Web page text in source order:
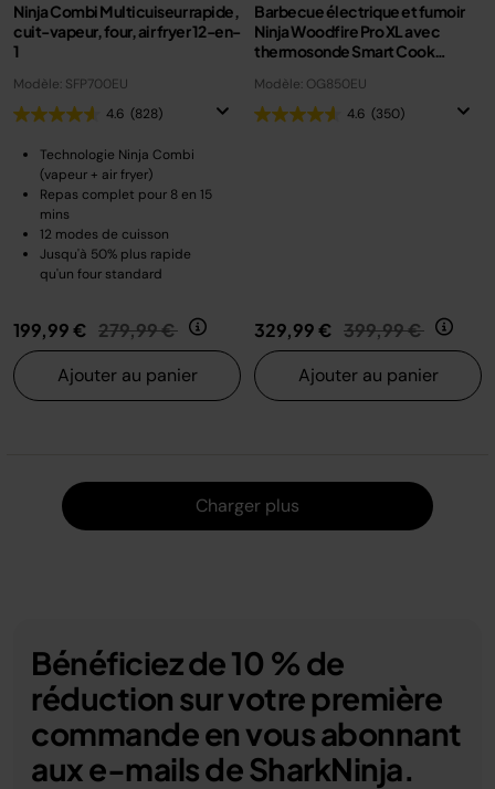
Ninja Combi Multicuiseur rapide,
cuit-vapeur, four, air fryer 12-en-
1
Modèle: SFP700EU
4.6 (828)
Technologie Ninja Combi
(vapeur + air fryer)
Repas complet pour 8 en 15
mins
12 modes de cuisson
Jusqu'à 50% plus rapide
qu'un four standard
199,99 € Prix réduit de
279,99 € au
Ajouter au panier
Barbecue électrique et fumoir
Ninja Woodfire Pro XL avec
thermosonde Smart Cook
Modèle: OG850EU
4.6 (350)
329,99 € Prix réduit de
399,99 € au
Ajouter au panier
Charger plus
Bénéficiez de 10 % de
réduction sur votre première
commande en vous abonnant
aux e-mails de SharkNinja.